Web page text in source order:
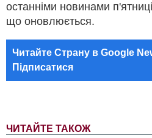
ЧИТАЙТЕ ТАКОЖ
останніми новинами
що оновлюється.
Читайте Страну в Google
Підписатися